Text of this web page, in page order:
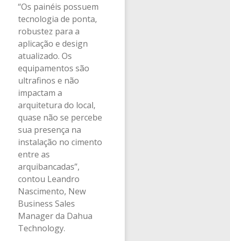
“Os painéis possuem
tecnologia de ponta,
robustez para a
aplicação e design
atualizado. Os
equipamentos são
ultrafinos e não
impactam a
arquitetura do local,
quase não se percebe
sua presença na
instalação no cimento
entre as
arquibancadas”,
contou Leandro
Nascimento, New
Business Sales
Manager da Dahua
Technology.